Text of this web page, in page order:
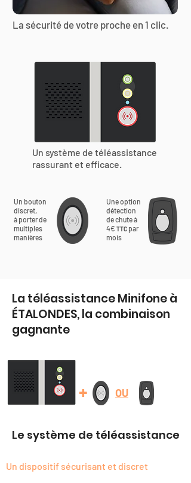
La sécurité de votre proche en 1 clic.
Un système de téléassistance
rassurant et efficace.
Un bouton
discret,
à porter de
multiples
manières
Une option
détection
de chute à
4€ TTC par
mois
La téléassistance Minifone à
ÉTALONDES, la combinaison
gagnante
+ OU
Le système de téléassistance
Un dispositif sécurisant et discret